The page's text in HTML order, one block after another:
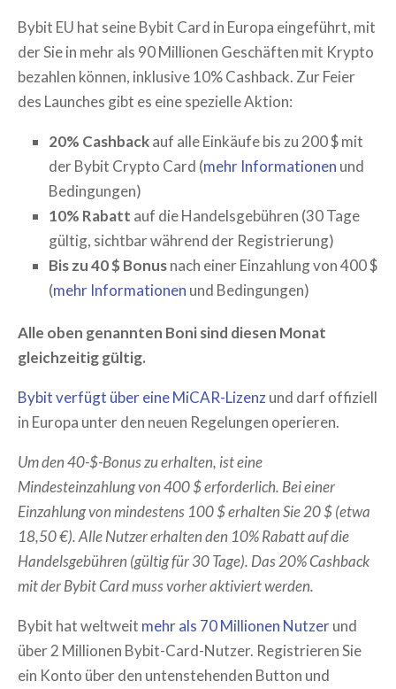
Bybit EU hat seine Bybit Card in Europa eingeführt, mit
der Sie in mehr als 90 Millionen Geschäften mit Krypto
bezahlen können, inklusive 10% Cashback. Zur Feier
des Launches gibt es eine spezielle Aktion:
20% Cashbackauf alle Einkäufe bis zu 200 $ mit
der Bybit Crypto Card (mehr Informationen und
Bedingungen)
10% Rabatt auf die Handelsgebühren (30 Tage
gültig, sichtbar während der Registrierung)
Bis zu 40 $ Bonusnach einer Einzahlung von 400 $
(mehr Informationen und Bedingungen)
Alle oben genannten Boni sind diesen Monat
gleichzeitig gültig.
Bybit verfügt über eine MiCAR-Lizenzund darf offiziell
in Europa unter den neuen Regelungen operieren.
Um den 40-$-Bonus zu erhalten, ist eine
Mindesteinzahlung von 400 $ erforderlich. Bei einer
Einzahlung von mindestens 100 $ erhalten Sie 20 $ (etwa
18,50 €). Alle Nutzer erhalten den 10% Rabatt auf die
Handelsgebühren (gültig für 30 Tage). Das 20% Cashback
mit der Bybit Card muss vorher aktiviert werden.
Bybit hat weltweit mehr als 70 Millionen Nutzerund
über 2 Millionen Bybit-Card-Nutzer. Registrieren Sie
ein Konto über den untenstehenden Button und